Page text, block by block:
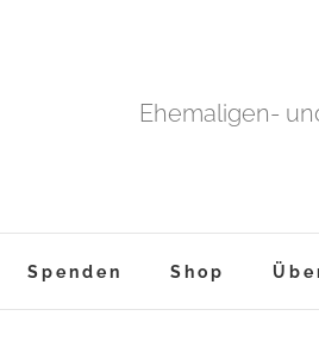
Ehemaligen-
Spenden Shop